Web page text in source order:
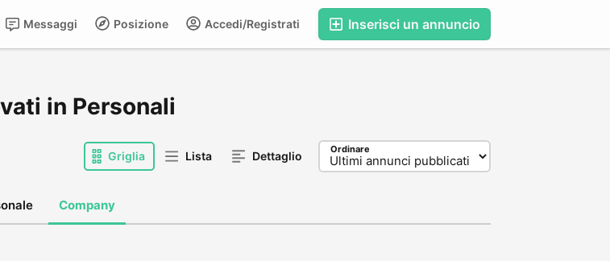
Inserisci un annuncio
Accedi/Registrati
Posizione
Messaggi
in Personali
Griglia Lista Dettaglio Ordinare
Company